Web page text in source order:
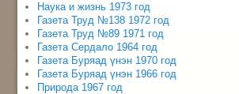
Наука и жизнь 1973 год
Газета Труд №138 1972 год
Газета Труд №89 1971 год
Газета Сердало 1964 год
Газета Буряад үнэн 1970 год
Газета Буряад үнэн 1966 год
Природа 1967 год